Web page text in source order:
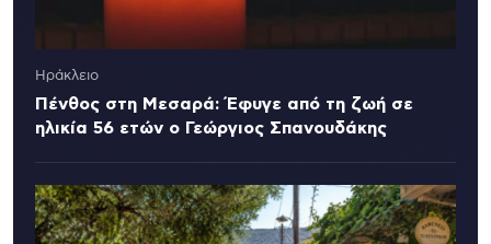
Ηράκλειο
Πένθος στη Μεσαρά: Έφυγε από τη ζωή σε
ηλικία 56 ετών ο Γεώργιος Σπανουδάκης